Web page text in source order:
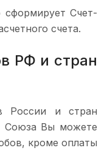
Счет-
счета.
РФ и стран
России и стран
Союза Вы можете
кроме оплаты